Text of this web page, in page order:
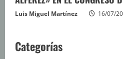
Luis Miguel Martínez 16/07/
Categorías